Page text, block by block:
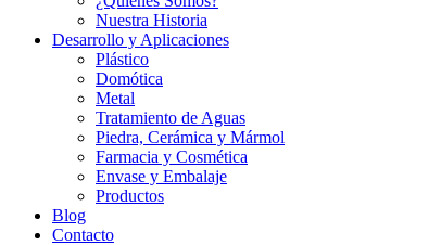
Nuestra Historia
Desarrollo y Aplicaciones
Plástico
Domótica
Metal
Tratamiento de Aguas
Piedra, Cerámica y Mármol
Farmacia y Cosmética
Envase y Embalaje
Productos
Blog
Contacto